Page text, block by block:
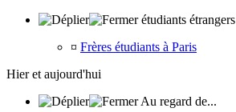
étudiants étrangers
¤ Frères étudiants à Paris
Hier et aujourd'hui
Au regard de...